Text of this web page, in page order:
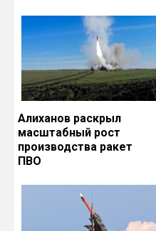
Алиханов раскрыл
масштабный рост
производства ракет
ПВО